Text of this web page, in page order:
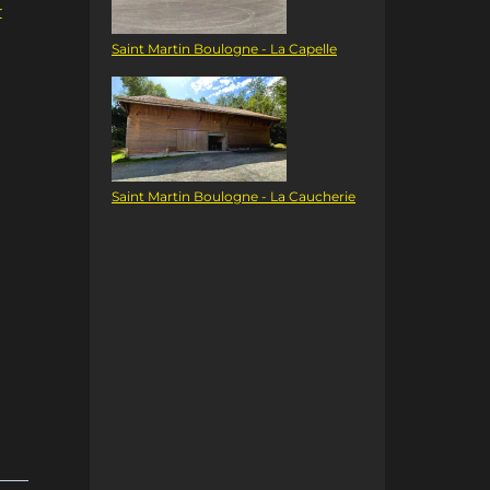
Saint Martin Boulogne - La Capelle
Saint Martin Boulogne - La Caucherie